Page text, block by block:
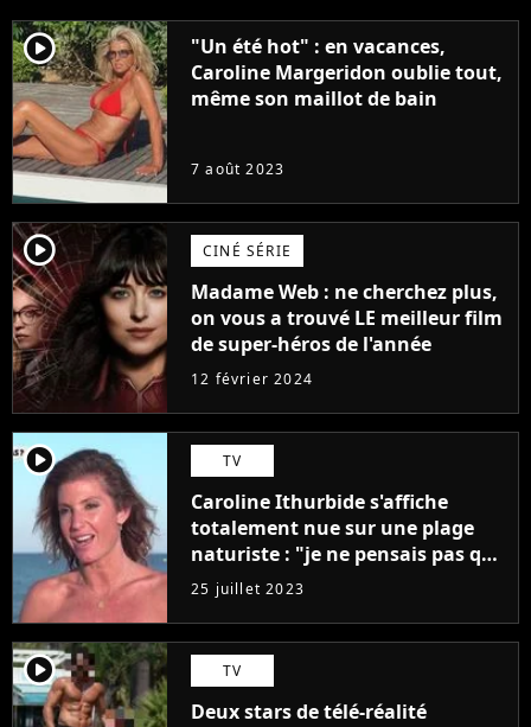
player2
"Un été hot" : en vacances,
Caroline Margeridon oublie tout,
même son maillot de bain
7 août 2023
player2 CINÉ SÉRIE
Madame Web : ne cherchez plus,
on vous a trouvé LE meilleur film
de super-héros de l'année
12 février 2024
player2 TV
Caroline Ithurbide s'affiche
totalement nue sur une plage
naturiste : "je ne pensais pas que
j'arriverais à le faire..."
25 juillet 2023
player2 TV
Deux stars de télé-réalité